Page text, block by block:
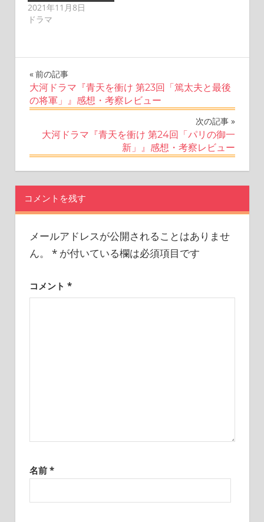
2021年11月8日
ドラマ
投
稿
ビ
ゲ
ー
シ
ョ
ン
前の記事
大河ドラマ『青天を衝け 第23回「篤太夫と最後
の将軍」』感想・考察レビュー
次の記事
大河ドラマ『青天を衝け 第24回「パリの御一
新」』感想・考察レビュー
コメントを残す
メールアドレスが公開されることはありませ
ん。
*が付いている欄は必須項目です
コメント *
名前 *